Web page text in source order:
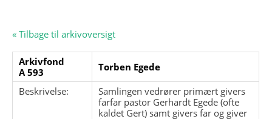
« Tilbage til arkivoversigt
Arkivfond
A 593
Torben Egede
Beskrivelse:
Samlingen vedrører primært givers
farfar pastor Gerhardt Egede (ofte
kaldet Gert) samt givers far og giver